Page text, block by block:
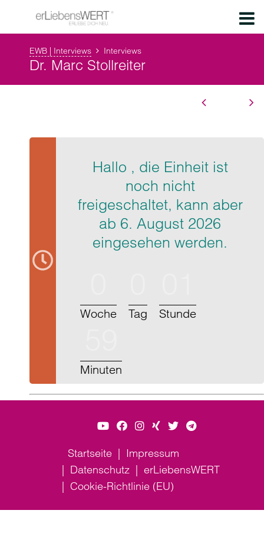
EWB | Interviews Interviews
Dr. Marc Stollreiter
Hallo , die Einheit ist
noch nicht
freigeschaltet, kann aber
ab 6. August 2026
eingesehen werden.
Woche Tag Stunde
Minuten
Startseite
Impressum
Datenschutz
erLiebensWERT
Cookie-Richtlinie (EU)